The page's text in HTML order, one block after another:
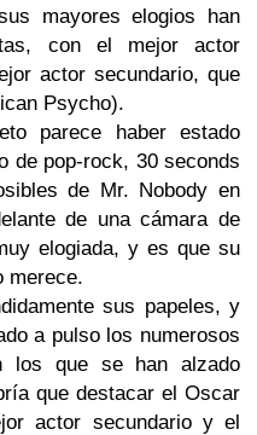
mayores elogios han
con el mejor actor
actor secundario, que
Psycho).
parece haber estado
de pop-rock, 30 seconds
de Mr. Nobody en
de una cámara de
elogiada, y es que su
merece.
sus papeles, y
a pulso los numerosos
los que se han alzado
que destacar el Oscar
actor secundario y el